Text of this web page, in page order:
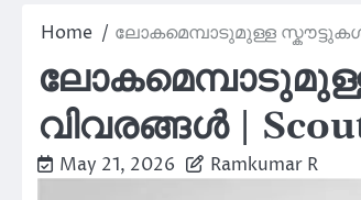
Home ലോകമെമ്പാടുമുള്ള
വിവരങ്ങൾ |
May 21, 2026 Ramkumar R